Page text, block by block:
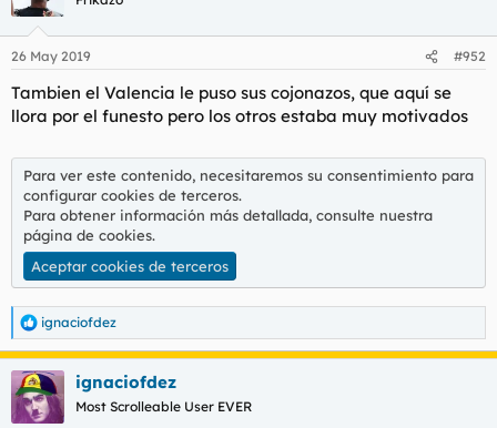
i
e
:
26 May 2019 #952
Tambien el Valencia le puso sus cojonazos, que aquí se
llora por el funesto pero los otros estaba muy motivados
Para ver este contenido, necesitaremos su consentimiento para
configurar cookies de terceros.
Para obtener información más detallada, consulte nuestra
página de cookies.
Aceptar cookies de terceros
R
e
a
c
c
i
ignaciofdez
ignaciofdez
Most Scrolleable User EVER